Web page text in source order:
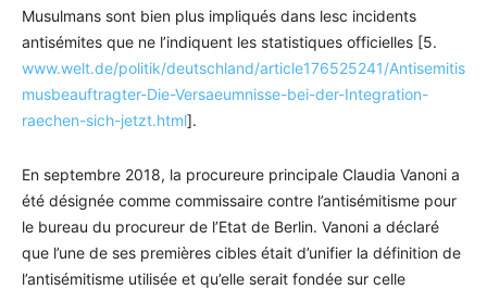
Musulmans sont bien plus impliqués dans lesc incidents
antisémites que ne l’indiquent les statistiques officielles [5.
www.welt.de/politik/deutschland/article176525241/Antisemitis
musbeauftragter-Die-Versaeumnisse-bei-der-Integration-
raechen-sich-jetzt.html].
En septembre 2018, la procureure principale Claudia Vanoni a
été désignée comme commissaire contre l’antisémitisme pour
le bureau du procureur de l’Etat de Berlin. Vanoni a déclaré
que l’une de ses premières cibles était d’unifier la définition de
l’antisémitisme utilisée et qu’elle serait fondée sur celle